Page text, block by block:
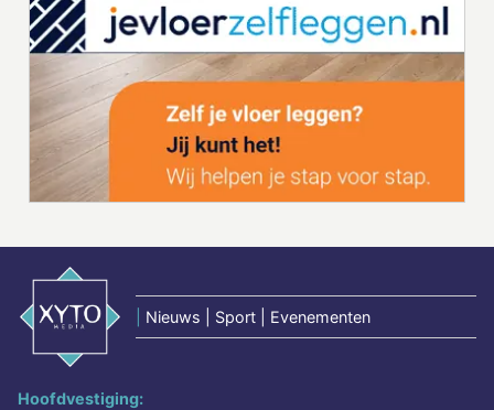
Nieuws | Sport | Evenementen
Hoofdvestiging: